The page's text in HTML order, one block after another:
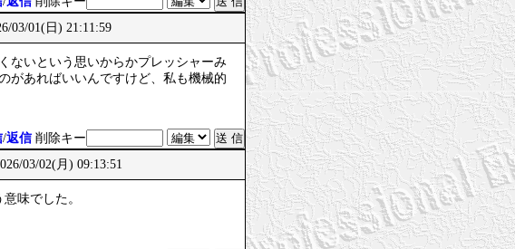
03/01(日) 21:11:59
ないという思いからかプレッシャーみ
があればいいんですけど、私も機械的
/返信 削除キー
03/02(月) 09:13:51
味でした。